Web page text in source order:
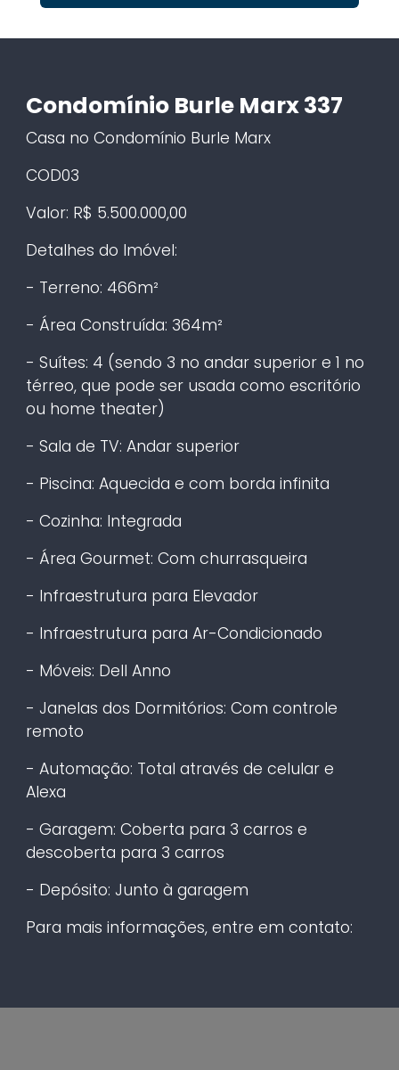
Condomínio Burle Marx 337
Casa no Condomínio Burle Marx
COD03
Valor: R$ 5.500.000,00
Detalhes do Imóvel:
- Terreno: 466m²
- Área Construída: 364m²
- Suítes: 4 (sendo 3 no andar superior e 1 no
térreo, que pode ser usada como escritório
ou home theater)
- Sala de TV: Andar superior
- Piscina: Aquecida e com borda infinita
- Cozinha: Integrada
- Área Gourmet: Com churrasqueira
- Infraestrutura para Elevador
- Infraestrutura para Ar-Condicionado
- Móveis: Dell Anno
- Janelas dos Dormitórios: Com controle
remoto
- Automação: Total através de celular e
Alexa
- Garagem: Coberta para 3 carros e
descoberta para 3 carros
- Depósito: Junto à garagem
Para mais informações, entre em contato: